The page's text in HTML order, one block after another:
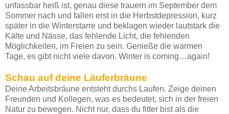
unfassbar heiß ist, genau diese trauern im September dem
Sommer nach und fallen erst in die Herbstdepression, kurz
später in die Winterstarre und beklagen wieder lautstark die
Kälte und Nässe, das fehlende Licht, die fehlenden
Möglichkeiten, im Freien zu sein. Genieße die warmen
Tage, es gibt nicht viele davon. Winter is coming…again!
Schau auf deine Läuferbräune
Deine Arbeitsbräune entsteht durchs Laufen. Zeige deinen
Freunden und Kollegen, was es bedeutet, sich in der freien
Natur zu bewegen. Nicht nur, dass du fitter bist als die